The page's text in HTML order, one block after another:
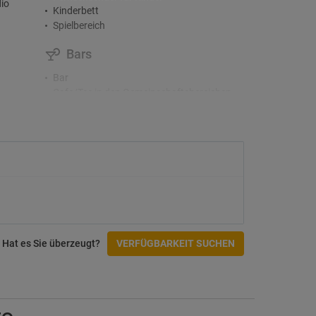
Kinderbett
Spielbereich
Bars
Fitnessstudio
Hat es Sie überzeugt? VERFÜGBARKEIT SUCHEN